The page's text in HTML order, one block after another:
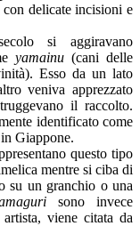
delicate incisioni e
si aggiravano
yamainu (cani delle
Esso da un lato
veniva apprezzato
il raccolto.
identificato come
Giappone.
questo tipo
mentre si ciba di
su un granchio o una
sono invece
viene citata da